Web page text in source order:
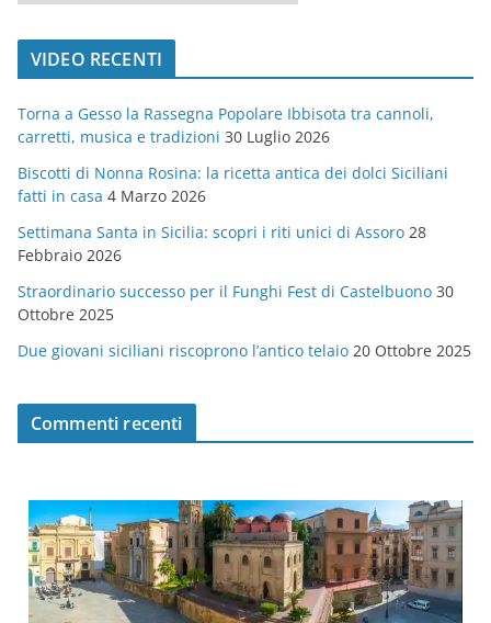
a
t
o
r
i
e
VIDEO RECENTI
Torna a Gesso la Rassegna Popolare Ibbisota tra cannoli,
carretti, musica e tradizioni 30 Luglio 2026
Biscotti di Nonna Rosina: la ricetta antica dei dolci Siciliani
fatti in casa 4 Marzo 2026
Settimana Santa in Sicilia: scopri i riti unici di Assoro 28
Febbraio 2026
Straordinario successo per il Funghi Fest di Castelbuono 30
Ottobre 2025
Due giovani siciliani riscoprono l’antico telaio 20 Ottobre 2025
Commenti recenti